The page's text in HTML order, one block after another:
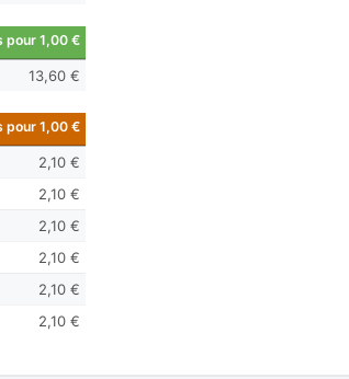
pour 1,00 €
13,60 €
pour 1,00 €
2,10 €
2,10 €
2,10 €
2,10 €
2,10 €
2,10 €